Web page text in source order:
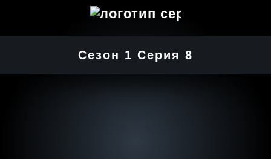
Сезон 1 Серия 8